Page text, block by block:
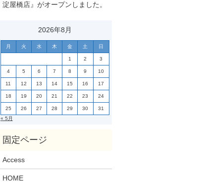
淀屋橋店』がオープンしました。
2026年8月
月 火 水 木 金 土 日
1 2 3
4 5 6 7 8 9 10
11 12 13 14 15 16 17
18 19 20 21 22 23 24
25 26 27 28 29 30
31
« 5月
Access
HOME